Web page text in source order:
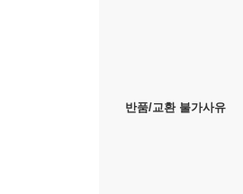
반품/교환 불가사유